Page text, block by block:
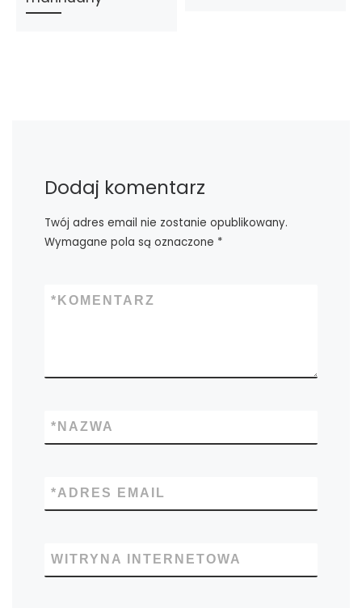
Dodaj komentarz
Twój adres email nie zostanie opublikowany.
Wymagane pola są oznaczone *
KOMENTARZ
*
NAZWA
*
ADRES EMAIL
*
WITRYNA INTERNETOWA